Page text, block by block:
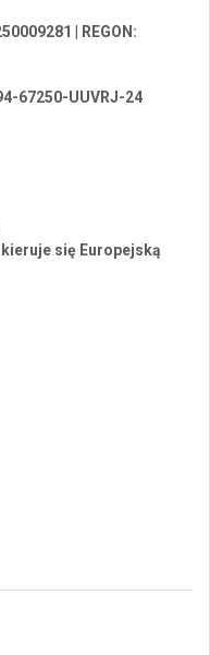
| REGON:
67250-UUVRJ-24
się Europejską